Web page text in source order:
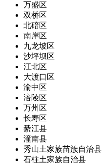
万盛区
双桥区
北碚区
南岸区
九龙坡区
沙坪坝区
江北区
大渡口区
渝中区
涪陵区
万州区
长寿区
綦江县
潼南县
秀山土家族苗族自治县
石柱土家族自治县